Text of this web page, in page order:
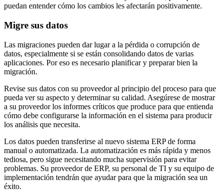
puedan entender cómo los cambios les afectarán positivamente.
Migre sus datos
Las migraciones pueden dar lugar a la pérdida o corrupción de
datos, especialmente si se están consolidando datos de varias
aplicaciones. Por eso es necesario planificar y preparar bien la
migración.
Revise sus datos con su proveedor al principio del proceso para que
pueda ver su aspecto y determinar su calidad. Asegúrese de mostrar
a su proveedor los informes críticos que produce para que entienda
cómo debe configurarse la información en el sistema para producir
los análisis que necesita.
Los datos pueden transferirse al nuevo sistema ERP de forma
manual o automatizada. La automatización es más rápida y menos
tediosa, pero sigue necesitando mucha supervisión para evitar
problemas. Su proveedor de ERP, su personal de TI y su equipo de
implementación tendrán que ayudar para que la migración sea un
éxito.